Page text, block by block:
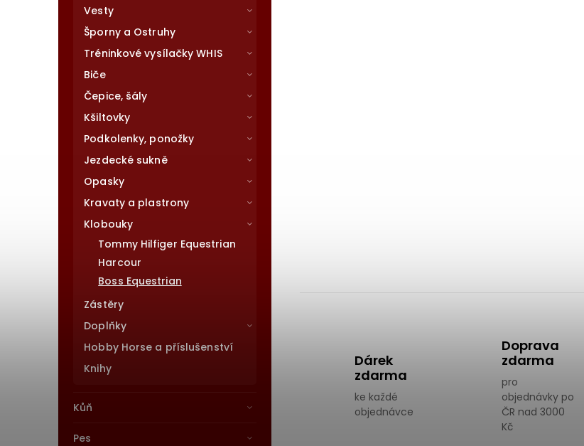
Vesty
Šporny a Ostruhy
Tréninkové vysílačky WHIS
Biče
Čepice, šály
Kšiltovky
Podkolenky, ponožky
Jezdecké sukně
Opasky
Kravaty a plastrony
Klobouky
Tommy Hilfiger Equestrian
Harcour
Boss Equestrian
Zástěry
Doplňky
Hobby Horse a příslušenství
Knihy
Kůň
Pes
Dárek
zdarma
ke každé
objednávce
Doprava
zdarma
pro
objednávky po
ČR nad 3000
Kč